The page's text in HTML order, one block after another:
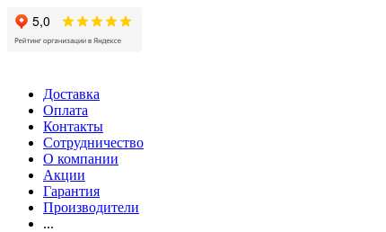
Доставка
Оплата
Контакты
Сотрудничество
О компании
Акции
Гарантия
Производители
...